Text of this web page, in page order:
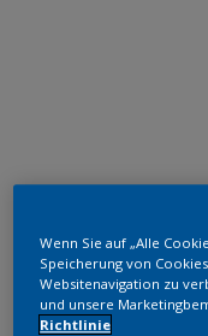
Grey
EL555E
Wenn Sie auf „Alle
Speicherung von
Websitenavigation zu
und unsere
Richtlinie